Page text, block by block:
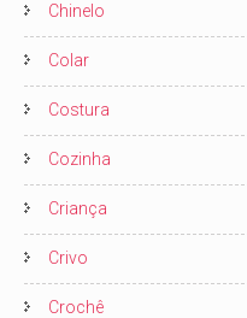
Chinelo
Colar
Costura
Cozinha
Criança
Crivo
Crochê